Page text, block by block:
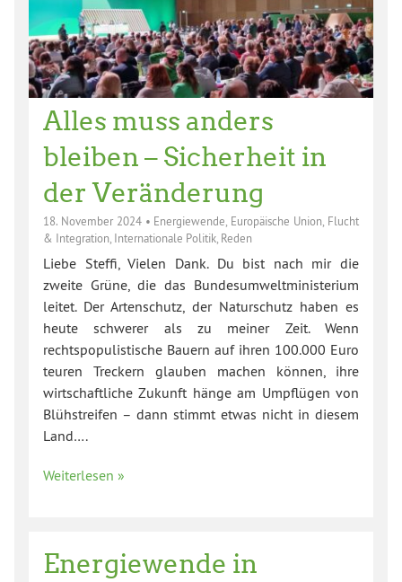
Alles muss anders
bleiben – Sicherheit in
der Veränderung
18. November 2024• Energiewende Europäische Union Flucht
& Integration Internationale Politik Reden
Liebe Steffi, Vielen Dank. Du bist nach mir die
zweite Grüne, die das Bundesumweltministerium
leitet. Der Artenschutz, der Naturschutz haben es
heute schwerer als zu meiner Zeit. Wenn
rechtspopulistische Bauern auf ihren 100.000 Euro
teuren Treckern glauben machen können, ihre
wirtschaftliche Zukunft hänge am Umpflügen von
Blühstreifen – dann stimmt etwas nicht in diesem
Land….
Weiterlesen »
Energiewende in